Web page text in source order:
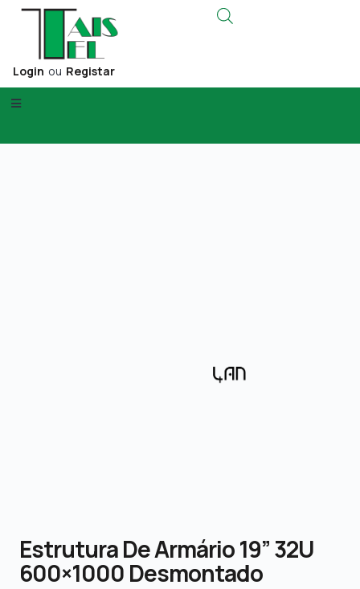
Login ou Registar
Estrutura De Armário 19” 32U
600×1000 Desmontado